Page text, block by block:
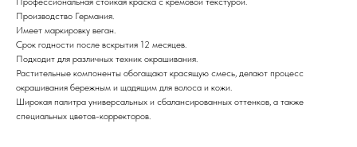
Производство Германия.
Имеет маркировку веган.
Срок годности после вскрытия 12 месяцев.
Подходит для различных техник окрашивания.
Растительные компоненты обогащают красящую смесь, делают процесс
окрашивания бережным и щадящим для волоса и кожи.
Широкая палитра универсальных и сбалансированных оттенков, а также
специальных цветов-корректоров.